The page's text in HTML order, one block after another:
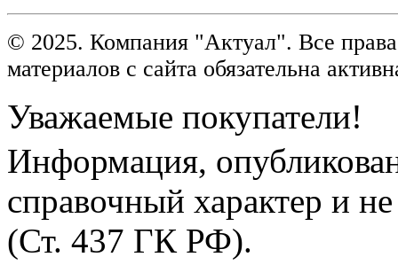
© 2025. Компания "Актуал". Все
материалов с сайта обязательна
Уважаемые покупатели!
Информация,
справочный характер и
(Ст. 437 ГК РФ).